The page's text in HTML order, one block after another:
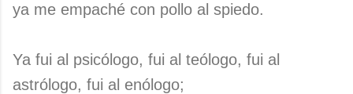
ya me empaché con pollo al spiedo.
Ya fui al psicólogo, fui al teólogo, fui al
astrólogo, fui al enólogo;